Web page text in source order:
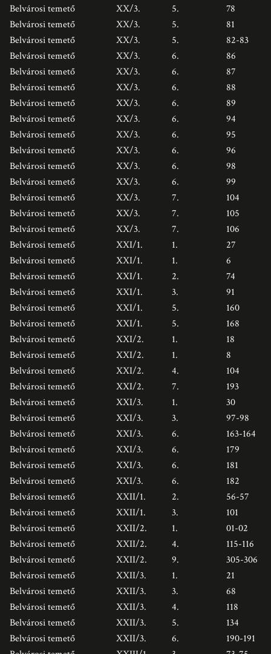
Belvárosi temető
XX/3. 5.
78
Belvárosi temető
XX/3. 5.
81
Belvárosi temető
XX/3. 5.
82-83
Belvárosi temető
XX/3. 6.
86
Belvárosi temető
XX/3. 6.
87
Belvárosi temető
XX/3. 6.
88
Belvárosi temető
XX/3. 6.
89
Belvárosi temető
XX/3. 6.
94
Belvárosi temető
XX/3. 6.
95
Belvárosi temető
XX/3. 6.
96
Belvárosi temető
XX/3. 6.
98
Belvárosi temető
XX/3. 6.
99
Belvárosi temető
XX/3. 7.
104
Belvárosi temető
XX/3. 7.
105
Belvárosi temető
XX/3. 7.
106
Belvárosi temető
XXI/1. 1.
27
Belvárosi temető
XXI/1. 1.
6
Belvárosi temető
XXI/1. 2.
74
Belvárosi temető
XXI/1. 3.
91
Belvárosi temető
XXI/1. 5.
160
Belvárosi temető
XXI/1. 5.
168
Belvárosi temető
XXI/2. 1.
18
Belvárosi temető
XXI/2. 1.
8
Belvárosi temető
XXI/2. 4.
104
Belvárosi temető
XXI/2. 7.
193
Belvárosi temető
XXI/3. 1.
30
Belvárosi temető
XXI/3. 3.
97-98
Belvárosi temető
XXI/3. 6.
163-164
Belvárosi temető
XXI/3. 6.
179
Belvárosi temető
XXI/3. 6.
181
Belvárosi temető
XXI/3. 6.
182
Belvárosi temető
XXII/1. 2.
56-57
Belvárosi temető
XXII/1. 3.
101
Belvárosi temető
XXII/2. 1.
01-02
Belvárosi temető
XXII/2. 4.
115-116
Belvárosi temető
XXII/2. 9.
305-306
Belvárosi temető
XXII/3. 1.
21
Belvárosi temető
XXII/3. 3.
68
Belvárosi temető
XXII/3. 4.
118
Belvárosi temető
XXII/3. 5.
134
Belvárosi temető
XXII/3. 6.
190-191